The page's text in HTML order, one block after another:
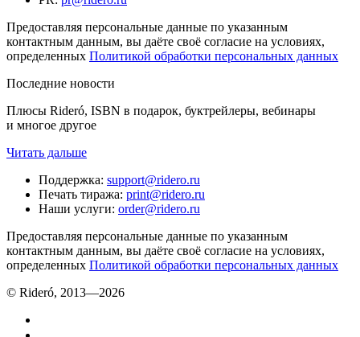
Предоставляя персональные данные по указанным
контактным данным, вы даёте своё согласие на условиях,
определенных Политикой обработки персональных данных
Последние новости
Плюсы Rideró, ISBN в подарок, буктрейлеры, вебинары
и многое другое
Читать дальше
Поддержка: support@ridero.ru
Печать тиража: print@ridero.ru
Наши услуги: order@ridero.ru
Предоставляя персональные данные по указанным
контактным данным, вы даёте своё согласие на условиях,
определенных Политикой обработки персональных данных
© Rideró, 2013—2026